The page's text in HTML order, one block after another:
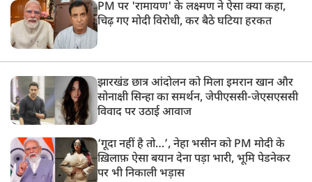
PM पर 'रामायण' के लक्ष्मण ने ऐसा क्या कहा,
चिढ़ गए मोदी विरोधी, कर बैठे घटिया हरकत
झारखंड छात्र आंदोलन को मिला इमरान खान और
सोनाक्षी सिन्हा का समर्थन, जेपीएससी-जेएसएससी
विवाद पर उठाई आवाज
‘गूदा नहीं है तो…’, नेहा भसीन को PM मोदी के
ख़िलाफ़ ऐसा बयान देना पड़ा भारी, भूमि पेडनेकर
पर भी निकाली भड़ास